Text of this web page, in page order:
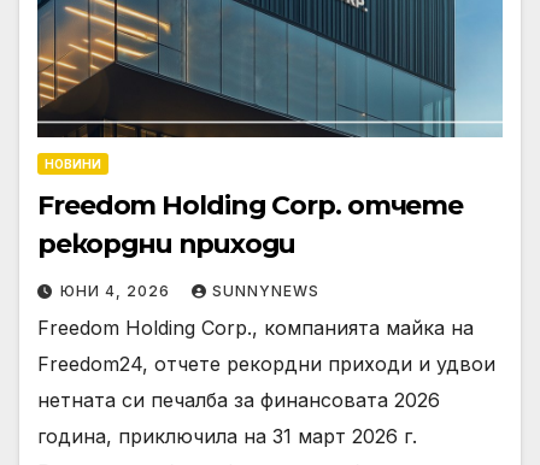
НОВИНИ
Freedom Holding Corp. отчете
рекордни приходи
ЮНИ 4, 2026 SUNNYNEWS
Freedom Holding Corp., компанията майка на
Freedom24, отчете рекордни приходи и удвои
нетната си печалба за финансовата 2026
година, приключила на 31 март 2026 г.